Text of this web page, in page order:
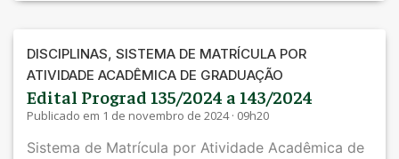
DISCIPLINAS, SISTEMA DE MATRÍCULA POR
ATIVIDADE ACADÊMICA DE GRADUAÇÃO
Edital Prograd 135/2024 a 143/2024
Publicado em 1 de novembro de 2024 · 09h20
Sistema de Matrícula por Atividade Acadêmica de